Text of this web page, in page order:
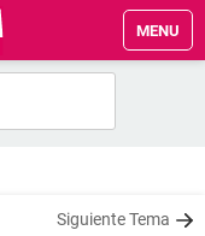
MENU
Siguiente Tema